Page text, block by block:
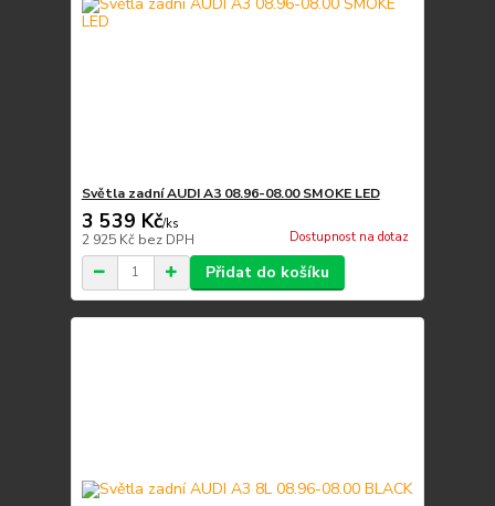
Světla zadní AUDI A3 08.96-08.00 SMOKE LED
3 539 Kč/ks
2 925 Kč bez DPH Dostupnost na dotaz
Přidat do košíku